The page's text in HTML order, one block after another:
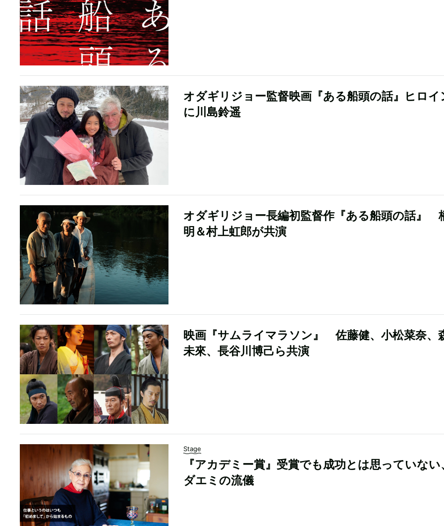
オダギリジョー監督映画『ある船頭の話』ヒロイ
に川島鈴遥
オダギリジョー長編初監督作『ある船頭の話』
明＆村上虹郎が共演
映画『サムライマラソン』 佐藤健、小松菜奈、
未來、長谷川博己ら共演
Stage
『アカデミー賞』受賞でも成功とは思っていない
ダエミの流儀